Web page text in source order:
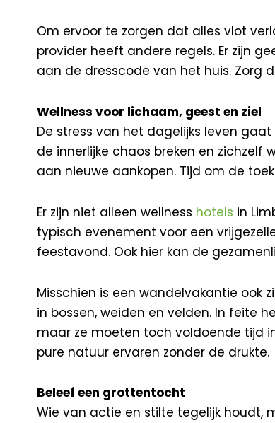
Om ervoor te zorgen dat alles vlot
provider heeft andere regels. Er zijn
aan de dresscode van het huis. Zorg
Wellness voor lichaam, geest en ziel
De stress van het dagelijks leven
de innerlijke chaos breken en zichzelf
aan nieuwe aankopen. Tijd om de
Er zijn niet alleen wellness hotels in
typisch evenement voor een
feestavond. Ook hier kan de
Misschien is een wandelvakantie ook
in bossen, weiden en velden. In feite
maar ze moeten toch voldoende tijd
pure natuur ervaren zonder de drukte.
Beleef een grottentocht
Wie van actie en stilte tegelijk houdt,